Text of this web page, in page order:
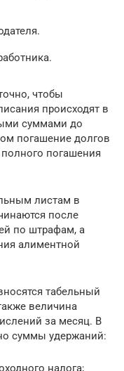
чтобы
происходят в
суммами до
погашение долгов
погашения
листам в
после
по штрафам, а
алиментной
табельный
величина
за месяц. В
суммы удержаний:
налога;